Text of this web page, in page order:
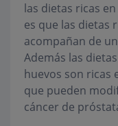
las dietas ricas
es que las dietas
acompañan de
Además las
huevos son ricas
que pueden
cáncer de